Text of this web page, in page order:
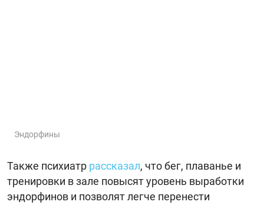
Эндорфины
Также психиатр рассказал, что бег, плаванье и
тренировки в зале повысят уровень выработки
эндорфинов и позволят легче перенести